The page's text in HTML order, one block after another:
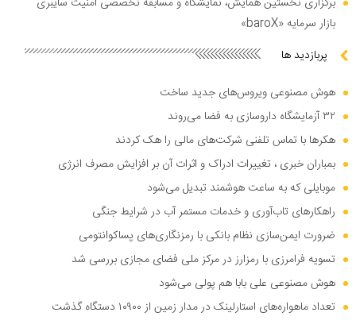
بازار سرمایه «baroX»
پربازدید ها
هوش مصنوعی ویروس‌های جدید ساخت
۳۲ آزمایشگاه داروسازی به فضا می‌روند
هکر‌ها با تماس تلفنی شرکت‌های مالی را هک کردند
بمباران خبری ، تغییرات ادراک و اثرات آن بر افزایش مصرف انرژی
موبایلی که به ساعت هوشمند تبدیل می‌شود
راهکار‌های تاب‌آوری و خدمات مستمر آب در شرایط جنگی
ضرورت ایمن‌سازی نظام بانکی با رمزنگاری‌های پساکوانتومی
تسویه فرامرزی با رمزارز در مرکز ملی فضای مجازی بررسی شد
هوش مصنوعی علی بابا هم پولی می‌شود
تعداد ماهواره‌های استارلینک در مدار زمین از ۱۰۹۰۰ دستگاه گذشت